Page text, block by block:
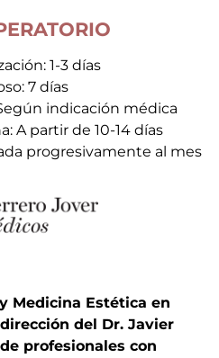
1-3 días
7 días
indicación médica
A partir de 10-14 días
progresivamente al mes
Medicina Estética en
del Dr. Javier
profesionales con